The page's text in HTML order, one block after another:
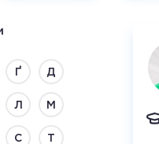
Ґ Д
Л М
С Т